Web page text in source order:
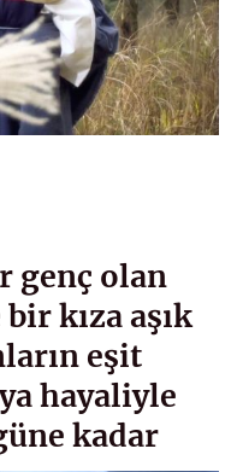
genç olan
kıza aşık
eşit
hayaliyle
kadar